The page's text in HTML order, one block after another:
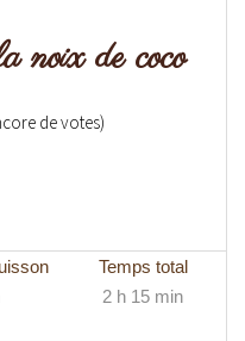
noix de coco
de votes)
Temps total
2 h 15 min